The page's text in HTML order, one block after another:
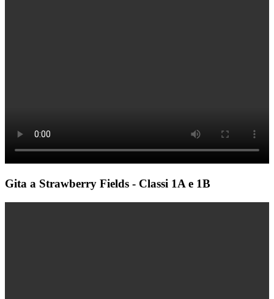
Gita a Strawberry Fields - Classi 1A e 1B